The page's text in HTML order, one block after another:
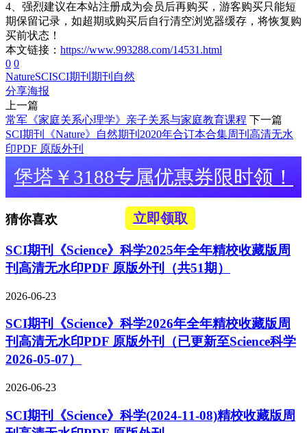
4、强烈建议在本站注册成为会员后再购买，游客购买只能短
期保留记录，如超期或购买后自行清空浏览器缓存，将恢复购
买前状态！
本文链接： https://www.993288.com/14531.html
0 0
NatureSCISCI期刊 期刊 自然
分享海报
上一篇
常军《家庭关系心理学》亲子关系与家庭教育课程 下一篇
SCI期刊《Nature》自然期刊2020年合订本合集周刊高清无水
印PDF 原版外刊
堡塔￥3188专属优惠券限时领！
立即领取
猜你喜欢
SCI期刊《Science》科学2025年全年精校收藏版周
刊高清无水印PDF 原版外刊（共51期）
2026-06-23
SCI期刊《Science》科学2026年全年精校收藏版周
刊高清无水印PDF 原版外刊（已更新至Science科学
2026-05-07）
2026-06-23
SCI期刊《Science》科学(2024-11-08)精校收藏版周